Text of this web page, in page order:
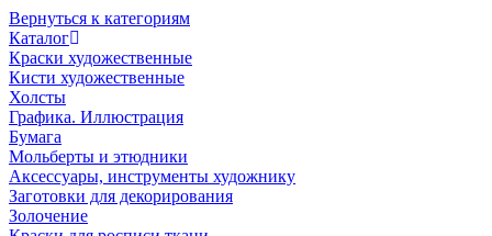
Вернуться к категориям
Каталог
Краски художественные
Кисти художественные
Холсты
Графика. Иллюстрация
Бумага
Мольберты и этюдники
Аксессуары, инструменты художнику
Заготовки для декорирования
Золочение